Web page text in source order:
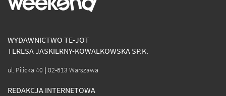
WYDAWNICTWO TE-JOT
TERESA JASKIERNY-KOWALKOWSKA SP.K.
ul. Pilicka 40 | 02-613 Warszawa
REDAKCJA INTERNETOWA